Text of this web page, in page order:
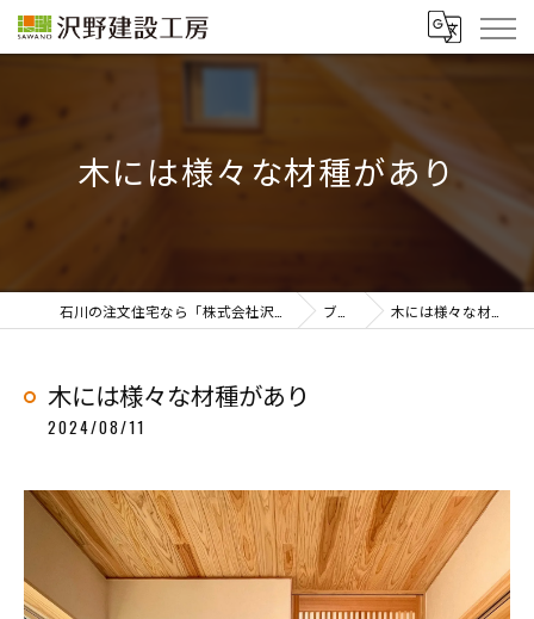
木には様々な材種があり
ブログ 木には様々な材種があり
木には様々な材種があり
2024/08/11